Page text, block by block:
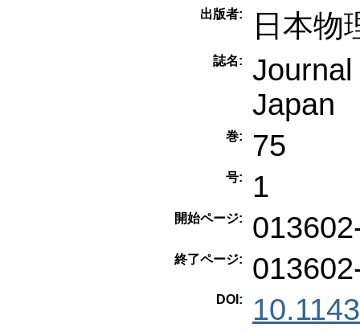
出版者: 日本物
誌名:
Japan
巻: 75
号: 1
開始ページ:
終了ページ:
DOI: